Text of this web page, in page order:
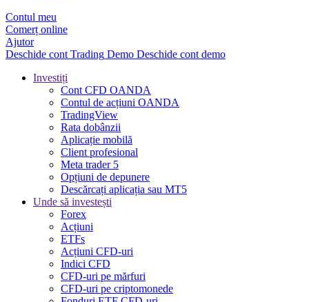
Contul meu
Comerț online
Ajutor
Deschide cont Trading Demo Deschide cont demo
Investiți
Cont CFD OANDA
Contul de acțiuni OANDA
TradingView
Rata dobânzii
Aplicație mobilă
Client profesional
Meta trader 5
Opțiuni de depunere
Descărcați aplicația sau MT5
Unde să investești
Forex
Acțiuni
ETFs
Acțiuni CFD-uri
Indici CFD
CFD-uri pe mărfuri
CFD-uri pe criptomonede